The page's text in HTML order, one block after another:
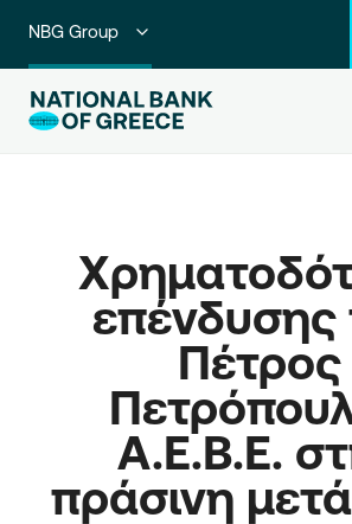
NBG Group
Individuals
Business Banking
Corporate & Investment Banking
επένδυσης
Πέτρος
Α.Ε.Β.Ε.
πράσινη